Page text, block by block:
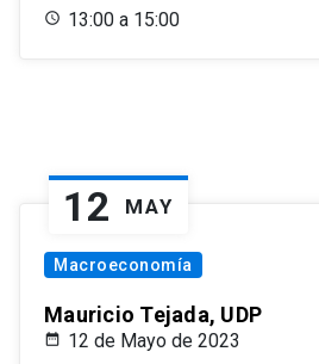
13:00 a 15:00
12 MAY
Macroeconomía
Mauricio Tejada, UDP
12 de Mayo de 2023